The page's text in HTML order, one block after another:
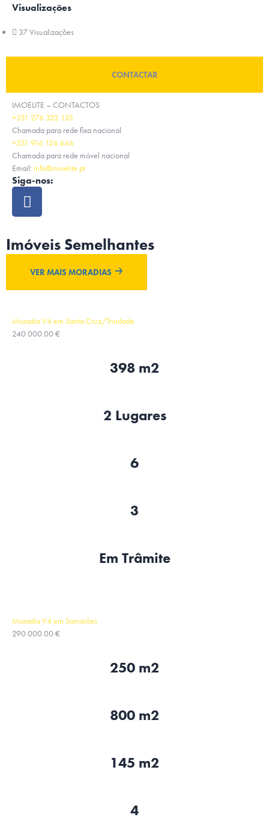
Visualizações
37 Visualizações
CONTACTAR
IMOELITE – CONTACTOS
+351 276 322 135
Chamada para rede fixa nacional
+351 916 124 646
Chamada para rede móvel nacional
Email: info@imoelite.pt
Siga-nos:
Imóveis Semelhantes
VER MAIS MORADIAS
Moradia V4 em Santa Cruz/Trindade
240 000.00 €
398 m2
2 Lugares
6
3
Em Trâmite
Moradia V4 em Samaiões
290 000.00 €
250 m2
800 m2
145 m2
4